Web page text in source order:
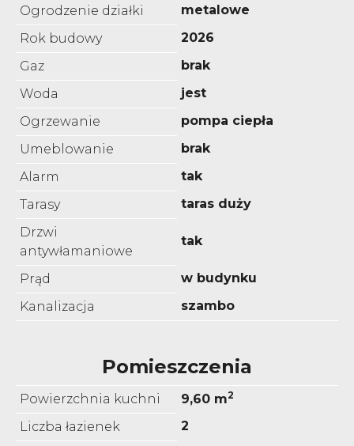
Ogrodzenie działki
metalowe
Rok budowy
2026
Gaz
brak
Woda
jest
Ogrzewanie
pompa ciepła
Umeblowanie
brak
Alarm
tak
Tarasy
taras duży
Drzwi
antywłamaniowe
tak
Prąd
w budynku
Kanalizacja
szambo
Pomieszczenia
Powierzchnia kuchni 9,60 m2
Liczba łazienek
2